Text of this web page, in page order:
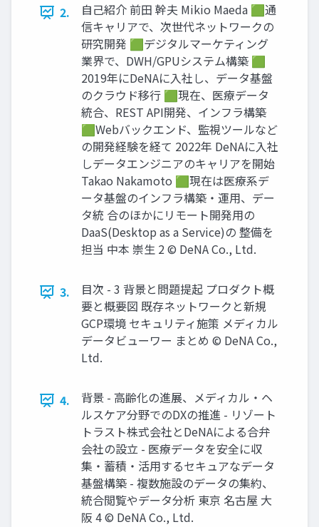
2.
⾃⼰紹介 前⽥ 幹夫 Mikio Maeda 🟩通
信キャリアで、次世代ネットワークの
研究開発 🟩デジタルマーケティング
業界で、DWH/GPUシステム構築 🟩
2019年にDeNAに⼊社し、データ基盤
のクラウド移⾏ 🟩現在、医療データ
統合、REST API開発、インフラ構築
🟩Webバックエンド、監視ツールなど
の開発経験を経て 2022年 DeNAに⼊社
しデータエンジニアのキャリアを開始
Takao Nakamoto 🟩現在は医療系デ
ータ基盤のインフラ構築‧運⽤、デー
タ統 合のほかにリモート開発⽤の
DaaS(Desktop as a Service)の 整備を
担当 中本 崇⽣ 2 © DeNA Co., Ltd.
3.
⽬次 - 3 背景と問題提起 プロダクト概
要と概要図 既存ネットワークと新規
GCP環境 セキュリティ施策 メディカル
データビューワー まとめ © DeNA Co.,
Ltd.
4.
背景 - ⾼齢化の進展、メディカル‧ヘ
ルスケア分野でのDXの推進 - リゾート
トラスト株式会社とDeNAによる合弁
会社の設⽴ - 医療データを安全に収
集‧蓄積‧活⽤するセキュアなデータ
基盤構築 - 複数施設のデータの集約、
統合閲覧やデータ分析 東京 名古屋 ⼤
阪 4 © DeNA Co., Ltd.